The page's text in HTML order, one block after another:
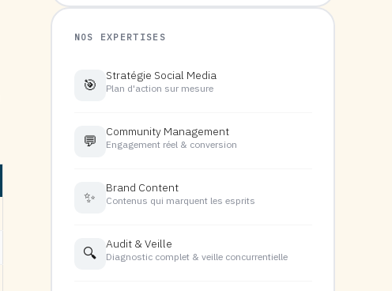
NOS EXPERTISES
🎯
Stratégie Social Media
Plan d'action sur mesure
💬
Community Management
Engagement réel & conversion
✨
Brand Content
Contenus qui marquent les esprits
🔍
Audit & Veille
Diagnostic complet & veille concurrentielle